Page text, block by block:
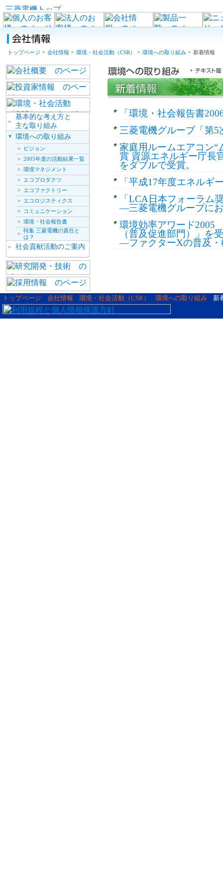
トップページ 会社情報 環境・社会活動（CSR） 環境への取り組み 新着情報
基本的な考え方と
主な取り組み
環境への取り組み
ビジョン
2005年度の活動結果一覧
環境マネジメント
エコプロダクツ
エコファクトリー
エコロジスティクス
コミュニケーション
環境・社会報告書
特集 三菱電機の責任と
は？
社会貢献活動のご案内
「環境・社会報告書
三菱電機グループ「第
家庭用ルームエアコン“
賞 資源エネルギー庁長
をダブルで受賞。
「平成17年度エネルギ
「LCA日本フォーラム
―三菱電機グループに
環境効率アワード2005
（普及促進部門）」を
―ファクターXの普及
トップページ 会社情報 環境・社会活動（CSR） 環境への取り組み 新